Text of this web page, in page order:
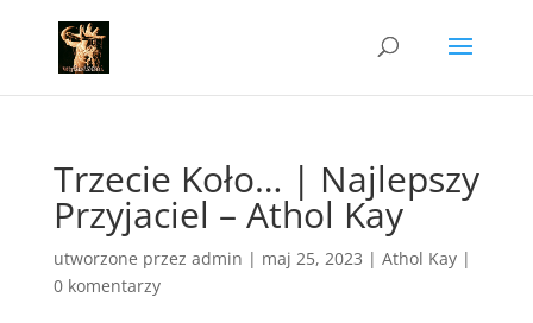
Trzecie Koło… | Najlepszy
Przyjaciel – Athol Kay
utworzone przez admin | maj 25, 2023 | Athol Kay|
0 komentarzy